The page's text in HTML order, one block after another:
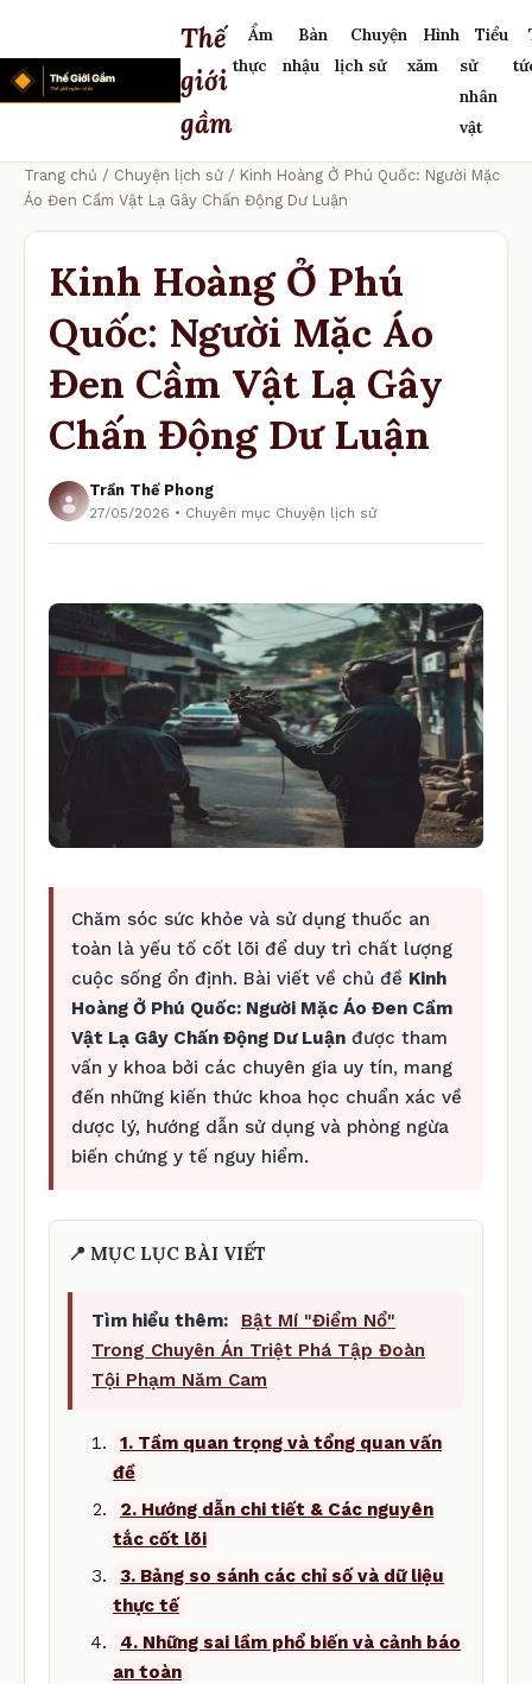
Thế
giới
gầm
Ẩm
thực
Bàn
nhậu
Chuyện
lịch sử
Hình
xăm
Tiểu
sử
nhân
vật
Trang chủ / Chuyện lịch sử / Kinh Hoàng Ở Phú Quốc: Người Mặc
Áo Đen Cầm Vật Lạ Gây Chấn Động Dư Luận
Kinh Hoàng Ở Phú
Quốc: Người Mặc Áo
Đen Cầm Vật Lạ Gây
Chấn Động Dư Luận
Trần Thế Phong
27/05/2026 • Chuyên mục Chuyện lịch sử
Chăm sóc sức khỏe và sử dụng thuốc an
toàn là yếu tố cốt lõi để duy trì chất lượng
cuộc sống ổn định. Bài viết về chủ đề Kinh
Hoàng Ở Phú Quốc: Người Mặc Áo Đen Cầm
Vật Lạ Gây Chấn Động Dư Luận được tham
vấn y khoa bởi các chuyên gia uy tín, mang
đến những kiến thức khoa học chuẩn xác về
dược lý, hướng dẫn sử dụng và phòng ngừa
biến chứng y tế nguy hiểm.
📍 MỤC LỤC BÀI VIẾT
Tìm hiểu thêm:
Bật Mí "Điểm Nổ"
Trong Chuyên Án Triệt Phá Tập Đoàn
Tội Phạm Năm Cam
1. Tầm quan trọng và tổng quan vấn
đề
2. Hướng dẫn chi tiết & Các nguyên
tắc cốt lõi
3. Bảng so sánh các chỉ số và dữ liệu
thực tế
4. Những sai lầm phổ biến và cảnh báo
an toàn